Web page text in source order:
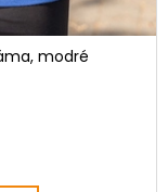
modré